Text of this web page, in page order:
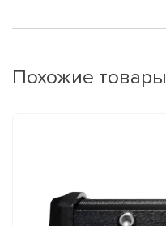
Похожие товары